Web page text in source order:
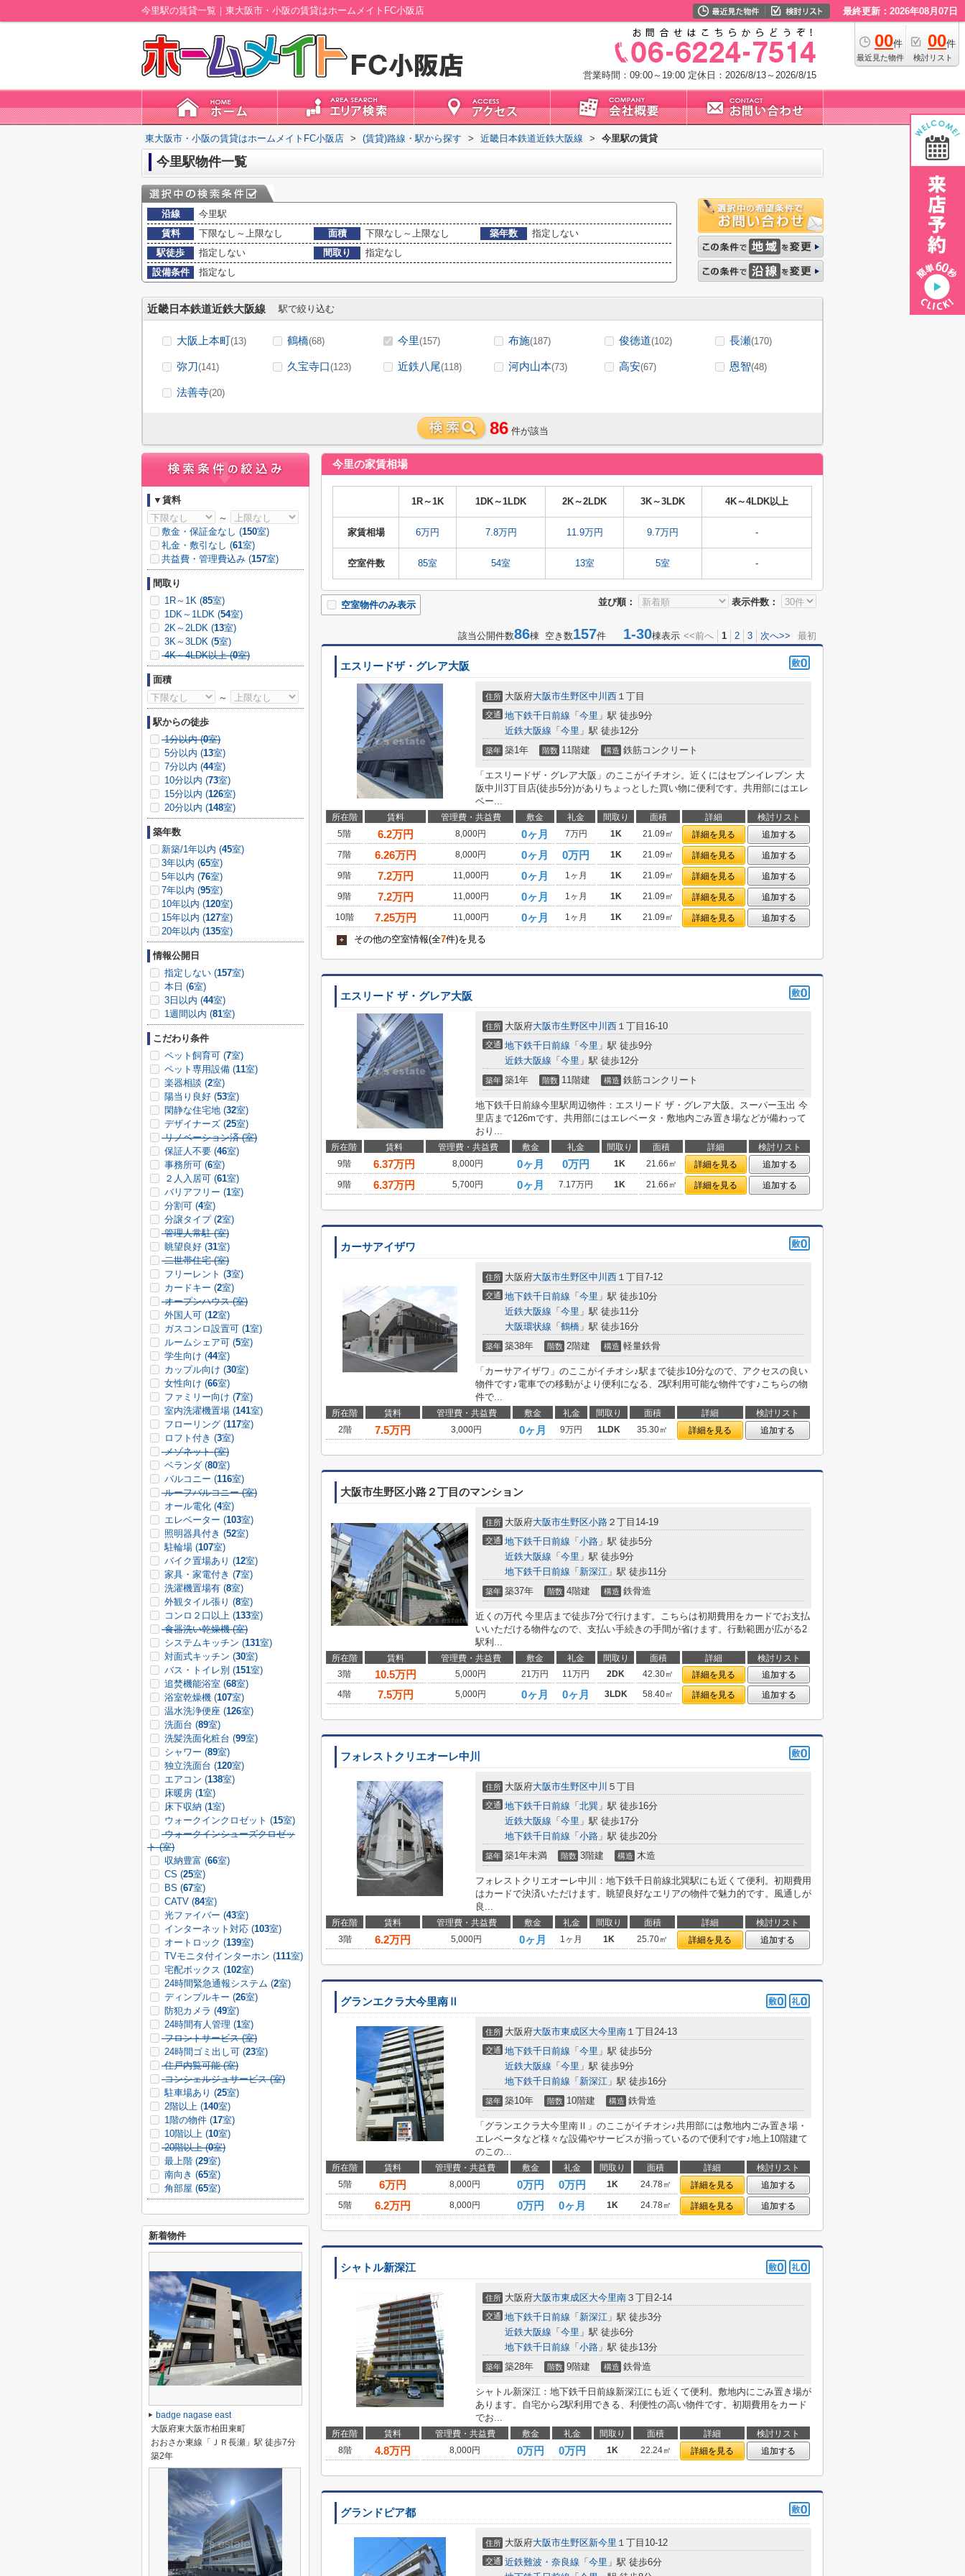
今里駅の賃貸一覧｜東大阪市・小阪の賃貸はホームメイトFC小阪店 最終更新：2026年08月07日
00件
最近見た物件
00件
検討リスト
営業時間：09:00～19:00 定休日：2026/8/13～2026/8/15
東大阪市・小阪の賃貸はホームメイトFC小阪店 > (賃貸)路線・駅から探す > 近畿日本鉄道近鉄大阪線 > 今里駅の賃貸
今里駅物件一覧
沿線
今里駅
賃料
下限なし～上限なし 面積 下限なし～上限なし 築年数
指定しない
駅徒歩
指定しない 間取り
指定なし
設備条件
指定なし
近畿日本鉄道近鉄大阪線 駅で絞り込む
大阪上本町(13) 鶴橋(68) 今里(157) 布施(187) 俊徳道(102) 長瀬(170)
弥刀(141) 久宝寺口(123) 近鉄八尾(118) 河内山本(73) 高安(67) 恩智(48)
法善寺(20)
86 件が該当
今里の家賃相場
1R～1K 1DK～1LDK 2K～2LDK 3K～3LDK 4K～4LDK以上
家賃相場 6万円 7.8万円 11.9万円 9.7万円 -
空室件数 85室 54室 13室 5室 -
並び順： 表示件数：
空室物件のみ表示
該当公開件数86棟 空き数157件 1-30棟表示 <<前へ 1 2 3 次へ>> 最初
エスリードザ・グレア大阪
住所 大阪府大阪市生野区中川西 １丁目
交通 地下鉄千日前線 「 今里 」駅 徒歩9分
近鉄大阪線 「 今里 」駅 徒歩12分
築年 築1年 階数 11階建 構造 鉄筋コンクリート
「エスリードザ・グレア大阪」のここがイチオシ。近くにはセブンイレブン 大
阪中川3丁目店(徒歩5分)がありちょっとした買い物に便利です。共用部にはエレ
ベー...
所在階 賃料 管理費・共益費 敷金 礼金 間取り 面積 詳細
検討リスト
5階
6.2万円 8,000円 0ヶ月 7万円 1K 21.09㎡ 詳細を見る
追加する
7階
6.26万円 8,000円 0ヶ月 0万円 1K 21.09㎡ 詳細を見る
追加する
9階
7.2万円 11,000円 0ヶ月 1ヶ月 1K 21.09㎡ 詳細を見る
追加する
9階
7.2万円 11,000円 0ヶ月 1ヶ月 1K 21.09㎡ 詳細を見る
追加する
10階
7.25万円 11,000円 0ヶ月 1ヶ月 1K 21.09㎡ 詳細を見る 追加する
+ その他の空室情報(全7件)を見る
エスリード ザ・グレア大阪
住所 大阪府大阪市生野区中川西 １丁目16-10
交通 地下鉄千日前線 「 今里 」駅 徒歩9分
近鉄大阪線 「 今里 」駅 徒歩12分
築年 築1年 階数 11階建 構造 鉄筋コンクリート
地下鉄千日前線今里駅周辺物件：エスリード ザ・グレア大阪。スーパー玉出 今
里店まで126mです。共用部にはエレベータ・敷地内ごみ置き場などが備わって
おり...
所在階 賃料 管理費・共益費 敷金 礼金 間取り 面積 詳細
検討リスト
9階
6.37万円 8,000円 0ヶ月 0万円 1K 21.66㎡ 詳細を見る
追加する
9階
6.37万円 5,700円 0ヶ月 7.17万円 1K 21.66㎡ 詳細を見る 追加する
カーサアイザワ
住所 大阪府大阪市生野区中川西 １丁目7-12
交通 地下鉄千日前線 「 今里 」駅 徒歩10分
近鉄大阪線 「 今里 」駅 徒歩11分
大阪環状線 「 鶴橋 」駅 徒歩16分
築年 築38年 階数 2階建 構造 軽量鉄骨
「カーサアイザワ」のここがイチオシ♪駅まで徒歩10分なので、アクセスの良い
物件です♪電車での移動がより便利になる、2駅利用可能な物件です♪こちらの物
件で...
所在階 賃料 管理費・共益費 敷金 礼金 間取り 面積 詳細
検討リスト
2階
7.5万円 3,000円 0ヶ月 9万円 1LDK 35.30㎡ 詳細を見る 追加する
大阪市生野区小路２丁目のマンション
住所 大阪府大阪市生野区小路 ２丁目14-19
交通 地下鉄千日前線 「 小路 」駅 徒歩5分
近鉄大阪線 「 今里 」駅 徒歩9分
地下鉄千日前線 「 新深江 」駅 徒歩11分
築年 築37年 階数 4階建 構造 鉄骨造
近くの万代 今里店まで徒歩7分で行けます。こちらは初期費用をカードでお支払
いいただける物件なので、支払い手続きの手間が省けます。行動範囲が広がる2
駅利...
所在階 賃料 管理費・共益費 敷金 礼金 間取り 面積 詳細
検討リスト
3階
10.5万円 5,000円 21万円 11万円 2DK 42.30㎡ 詳細を見る
追加する
4階
7.5万円 5,000円 0ヶ月 0ヶ月 3LDK 58.40㎡ 詳細を見る 追加する
フォレストクリエオーレ中川
住所 大阪府大阪市生野区中川 ５丁目
交通 地下鉄千日前線 「 北巽 」駅 徒歩16分
近鉄大阪線 「 今里 」駅 徒歩17分
地下鉄千日前線 「 小路 」駅 徒歩20分
築年 築1年未満 階数 3階建 構造 木造
フォレストクリエオーレ中川：地下鉄千日前線北巽駅にも近くて便利。初期費用
はカードで決済いただけます。眺望良好なエリアの物件で魅力的です。風通しが
良...
所在階 賃料 管理費・共益費 敷金 礼金 間取り 面積 詳細
検討リスト
3階
6.2万円 5,000円 0ヶ月 1ヶ月 1K 25.70㎡ 詳細を見る 追加する
グランエクラ大今里南Ⅱ
住所 大阪府大阪市東成区大今里南 １丁目24-13
交通 地下鉄千日前線 「 今里 」駅 徒歩5分
近鉄大阪線 「 今里 」駅 徒歩9分
地下鉄千日前線 「 新深江 」駅 徒歩16分
築年 築10年 階数 10階建 構造 鉄骨造
「グランエクラ大今里南Ⅱ」のここがイチオシ♪共用部には敷地内ごみ置き場・
エレベータなど様々な設備やサービスが揃っているので便利です♪地上10階建て
のこの...
所在階 賃料 管理費・共益費 敷金 礼金 間取り 面積 詳細
検討リスト
5階
6万円 8,000円 0万円 0万円 1K 24.78㎡ 詳細を見る
追加する
5階
6.2万円 8,000円 0万円 0ヶ月 1K 24.78㎡ 詳細を見る 追加する
シャトル新深江
住所 大阪府大阪市東成区大今里南 ３丁目2-14
交通 地下鉄千日前線 「 新深江 」駅 徒歩3分
近鉄大阪線 「 今里 」駅 徒歩6分
地下鉄千日前線 「 小路 」駅 徒歩13分
築年 築28年 階数 9階建 構造 鉄骨造
シャトル新深江：地下鉄千日前線新深江にも近くて便利。敷地内にごみ置き場が
あります。自宅から2駅利用できる、利便性の高い物件です。初期費用をカード
でお...
所在階 賃料 管理費・共益費 敷金 礼金 間取り 面積 詳細
検討リスト
8階
4.8万円 8,000円 0万円 0万円 1K 22.24㎡ 詳細を見る 追加する
グランドピア都
住所 大阪府大阪市生野区新今里 １丁目10-12
交通 近鉄難波・奈良線 「 今里 」駅 徒歩6分
▼賃料
～
敷金・保証金なし (150室)
礼金・敷引なし (61室)
共益費・管理費込み (157室)
間取り
1R～1K (85室)
1DK～1LDK (54室)
2K～2LDK (13室)
3K～3LDK (5室)
4K～4LDK以上 (0室)
面積
～
駅からの徒歩
1分以内 (0室)
5分以内 (13室)
7分以内 (44室)
10分以内 (73室)
15分以内 (126室)
20分以内 (148室)
築年数
新築/1年以内 (45室)
3年以内 (65室)
5年以内 (76室)
7年以内 (95室)
10年以内 (120室)
15年以内 (127室)
20年以内 (135室)
情報公開日
指定しない (157室)
本日 (6室)
3日以内 (44室)
1週間以内 (81室)
こだわり条件
ペット飼育可 (7室)
ペット専用設備 (11室)
楽器相談 (2室)
陽当り良好 (53室)
閑静な住宅地 (32室)
デザイナーズ (25室)
リノベーション済 (室)
保証人不要 (46室)
事務所可 (6室)
２人入居可 (61室)
バリアフリー (1室)
分割可 (4室)
分譲タイプ (2室)
管理人常駐 (室)
眺望良好 (31室)
二世帯住宅 (室)
フリーレント (3室)
カードキー (2室)
オープンハウス (室)
外国人可 (12室)
ガスコンロ設置可 (1室)
ルームシェア可 (5室)
学生向け (44室)
カップル向け (30室)
女性向け (66室)
ファミリー向け (7室)
室内洗濯機置場 (141室)
フローリング (117室)
ロフト付き (3室)
メゾネット (室)
ベランダ (80室)
バルコニー (116室)
ルーフバルコニー (室)
オール電化 (4室)
エレベーター (103室)
照明器具付き (52室)
駐輪場 (107室)
バイク置場あり (12室)
家具・家電付き (7室)
洗濯機置場有 (8室)
外観タイル張り (8室)
コンロ２口以上 (133室)
食器洗い乾燥機 (室)
システムキッチン (131室)
対面式キッチン (30室)
バス・トイレ別 (151室)
追焚機能浴室 (68室)
浴室乾燥機 (107室)
温水洗浄便座 (126室)
洗面台 (89室)
洗髪洗面化粧台 (99室)
シャワー (89室)
独立洗面台 (120室)
エアコン (138室)
床暖房 (1室)
床下収納 (1室)
ウォークインクロゼット (15室)
ウォークインシューズクロゼッ
ト (室)
収納豊富 (66室)
CS (25室)
BS (67室)
CATV (84室)
光ファイバー (43室)
インターネット対応 (103室)
オートロック (139室)
TVモニタ付インターホン (111室)
宅配ボックス (102室)
24時間緊急通報システム (2室)
ディンプルキー (26室)
防犯カメラ (49室)
24時間有人管理 (1室)
フロントサービス (室)
24時間ゴミ出し可 (23室)
住戸内覧可能 (室)
コンシェルジュサービス (室)
駐車場あり (25室)
2階以上 (140室)
1階の物件 (17室)
10階以上 (10室)
20階以上 (0室)
最上階 (29室)
南向き (65室)
角部屋 (65室)
新着物件
badge nagase east
大阪府東大阪市柏田東町
おおさか東線「ＪＲ長瀬」駅 徒歩7分
築2年